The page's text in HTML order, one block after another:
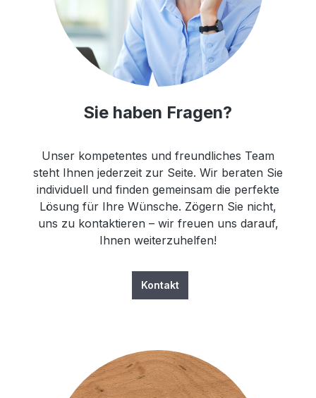
Sie haben Fragen?
Unser kompetentes und freundliches Team
steht Ihnen jederzeit zur Seite. Wir beraten Sie
individuell und finden gemeinsam die perfekte
Lösung für Ihre Wünsche. Zögern Sie nicht,
uns zu kontaktieren – wir freuen uns darauf,
Ihnen weiterzuhelfen!
Kontakt